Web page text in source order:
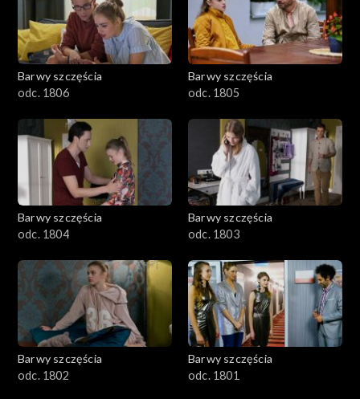
Barwy szczęścia
odc. 1806
Barwy szczęścia
odc. 1805
Barwy szczęścia
odc. 1804
Barwy szczęścia
odc. 1803
Barwy szczęścia
odc. 1802
Barwy szczęścia
odc. 1801